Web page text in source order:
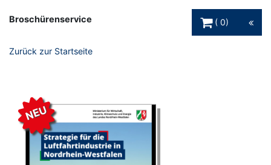
Broschürenservice
0
Zurück zur Startseite
NEU